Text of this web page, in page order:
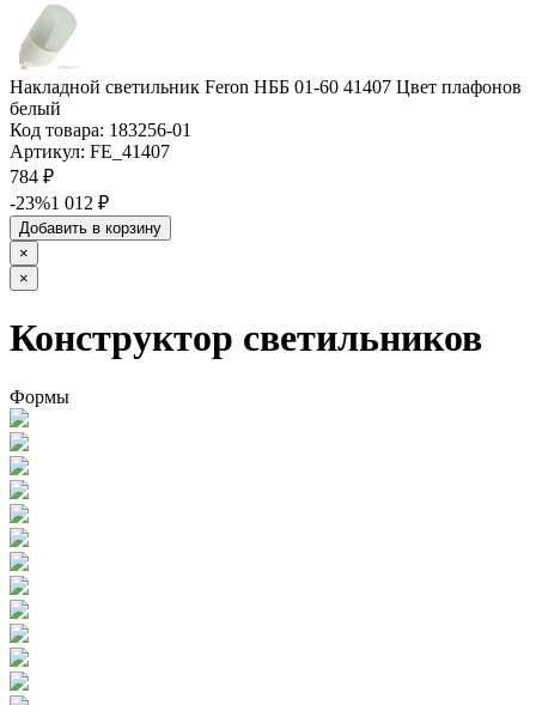
Накладной светильник Feron НББ 01-60 41407 Цвет плафонов
белый
Код товара: 183256-01
Артикул: FE_41407
784 ₽
-23%1 012 ₽
Добавить в корзину
×
×
Конструктор светильников
Формы